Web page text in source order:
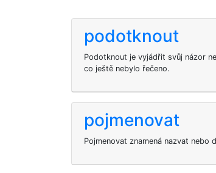
podotknout
Podotknout je vyjádřit svůj názor
co ještě nebylo řečeno.
pojmenovat
Pojmenovat znamená nazvat nebo